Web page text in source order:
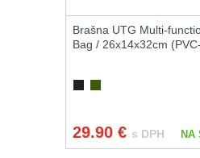
Brašna UTG Multi-
Bag / 26x14x32cm
29.90 € s DPH NA